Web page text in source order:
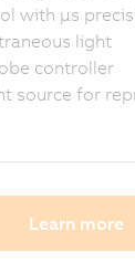
with µs
light
controller
source for
Learn more